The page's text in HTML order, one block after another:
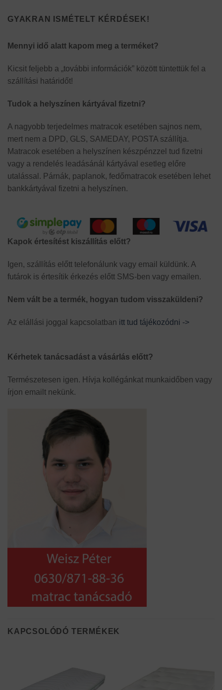
GYAKRAN ISMÉTELT KÉRDÉSEK!
Mennyi idő alatt kapom meg a terméket?
Kicsit feljebb a „további információk” között tüntettük fel a
szállítási határidőt!
Tudok a helyszínen kártyával fizetni?
A nagyobb terjedelmes matracok esetében sajnos nem,
mert nem a DPD, GLS, SAMEDAY, POSTA szállítja.
Matracok esetében a helyszínen készpénzzel tud fizetni
vagy a rendelés leadásánál kártyával esetleg előre
utalással. Párnák, paplanok, fedőmatracok esetében lehet
bankkártyával fizetni a helyszínen.
Kapok értesítést kiszállítás előtt?
Igen, szállítás előtt telefonálunk vagy email küldünk. A
futárok is értesítik érkezés előtt SMS-ben vagy emailen.
Nem vált be a termék, hogyan tudom visszaküldeni?
Az elállási joggal kapcsolatban itt tud tájékozódni ->
Kérhetek tanácsadást a vásárlás előtt?
Természetesen igen. Hívja kollégánkat munkaidőben vagy
írjon emailt nekünk.
KAPCSOLÓDÓ TERMÉKEK